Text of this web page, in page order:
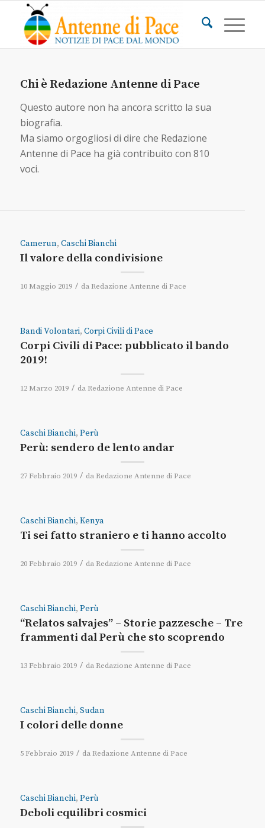
Chi è Redazione Antenne di Pace
Questo autore non ha ancora scritto la sua
biografia.
Ma siamo orgogliosi di dire che Redazione
Antenne di Pace ha già contribuito con 810
voci.
Camerun, Caschi Bianchi
Il valore della condivisione
10 Maggio 2019 / daRedazione Antenne di Pace
Bandi Volontari, Corpi Civili di Pace
Corpi Civili di Pace: pubblicato il bando
2019!
12 Marzo 2019 / daRedazione Antenne di Pace
Caschi Bianchi, Perù
Perù: sendero de lento andar
27 Febbraio 2019 / daRedazione Antenne di Pace
Caschi Bianchi, Kenya
Ti sei fatto straniero e ti hanno accolto
20 Febbraio 2019 / daRedazione Antenne di Pace
Caschi Bianchi, Perù
“Relatos salvajes” – Storie pazzesche – Tre
frammenti dal Perù che sto scoprendo
13 Febbraio 2019 / daRedazione Antenne di Pace
Caschi Bianchi, Sudan
I colori delle donne
5 Febbraio 2019 / daRedazione Antenne di Pace
Caschi Bianchi, Perù
Deboli equilibri cosmici